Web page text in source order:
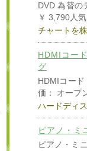
DVD 為替の
￥ 3,790人
チャートを
HDMIコー
グ
HDMIコー
価： オープ
ハードディ
ピアノ・ミ
ピアノ・ミ